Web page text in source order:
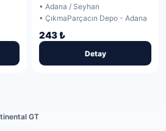
• Adana / Seyhan
• ÇıkmaParçacın Depo - Adana
243 ₺
Detay
GT